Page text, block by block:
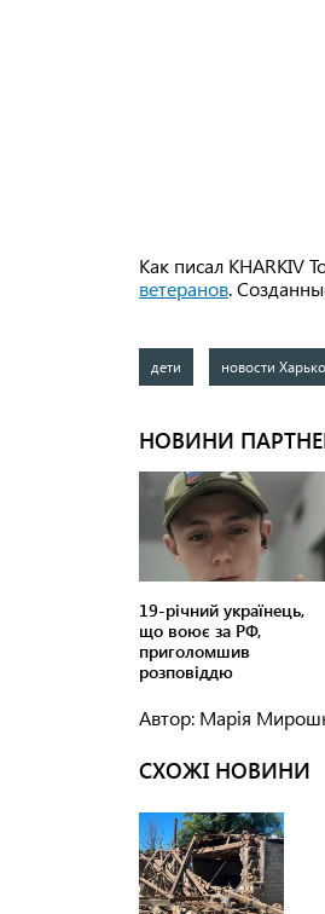
Как писал KHARKIV
ветеранов.
дети новости
Автор: Марія
СХОЖІ НОВИНИ